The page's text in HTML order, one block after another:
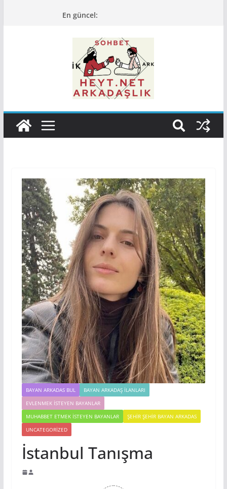
En güncel:
BAYAN ARKADAS BUL
BAYAN ARKADAŞ İLANLARI
EVLENMEK İSTEYEN BAYANLAR
MUHABBET ETMEK İSTEYEN BAYANLAR
ŞEHIR ŞEHIR BAYAN ARKADAS
UNCATEGORIZED
İstanbul Tanışma